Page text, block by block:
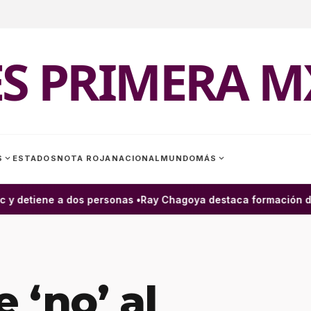
PRIMERA
expand_more ESTADOS NOTA ROJA NACIONAL MUNDOMÁS expand_more
a dos personas •Ray Chagoya destaca formación de